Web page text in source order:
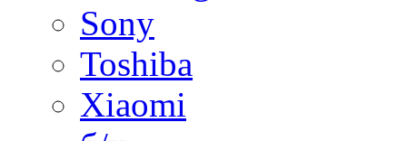
Sony
Toshiba
Xiaomi